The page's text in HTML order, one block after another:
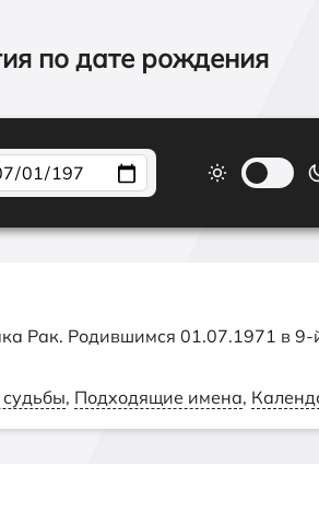
по дате рождения
Рак. Родившимся 01.07.1971 в
, Подходящие имена,